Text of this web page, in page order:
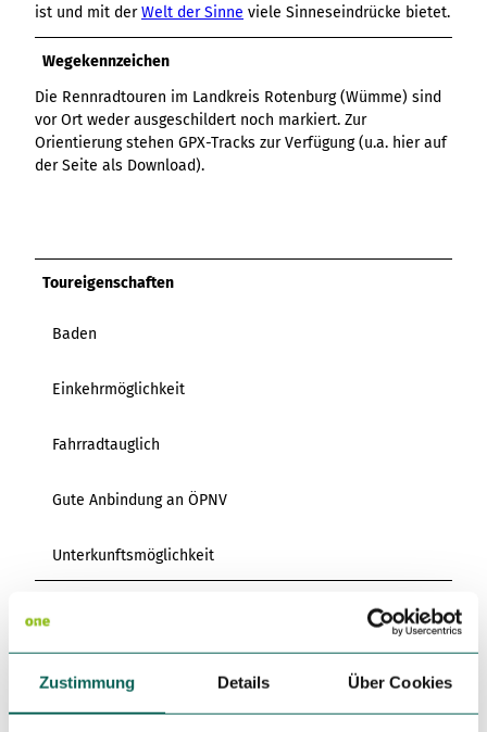
Zustimmung Details Über Cookies
ist und mit derWelt der Sinne viele Sinneseindrücke bietet.
Wegekennzeichen
Die Rennradtouren im Landkreis Rotenburg (Wümme) sind
vor Ort weder ausgeschildert noch markiert. Zur
Orientierung stehen GPX-Tracks zur Verfügung (u.a. hier auf
der Seite als Download).
Toureigenschaften
Baden
Einkehrmöglichkeit
Fahrradtauglich
Gute Anbindung an ÖPNV
Unterkunftsmöglichkeit
DerBahnhof Bremervördeist mit dem Regionalverkehr